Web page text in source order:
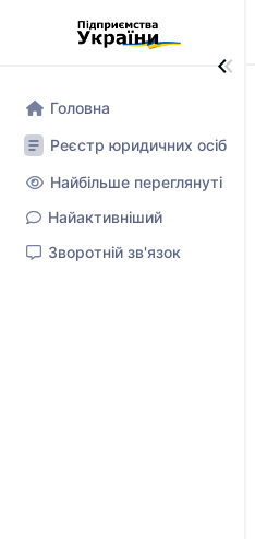
Головна
Реєстр юридичних осіб
Найбільше переглянуті
Найактивніший
Зворотній зв'язок